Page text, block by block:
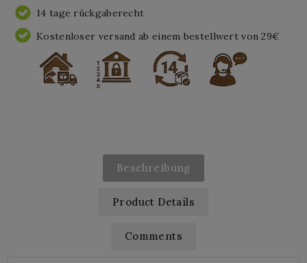
14 tage rückgaberecht
Kostenloser versand ab einem bestellwert von 29€
Beschreibung
Product Details
Comments